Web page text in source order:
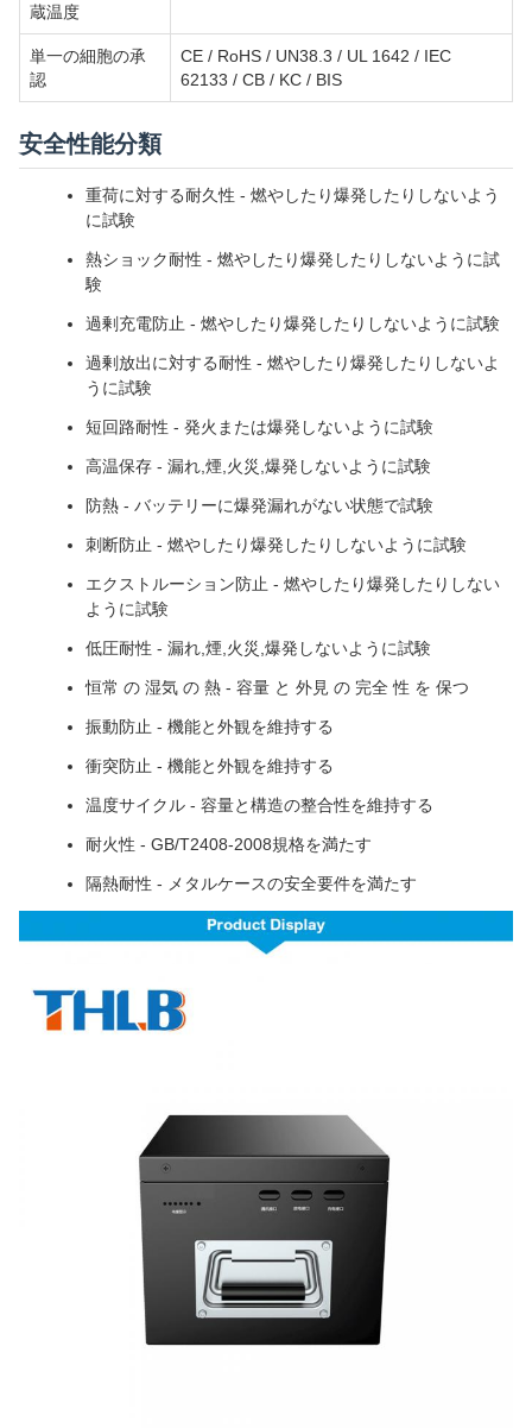
蔵温度
単一の細胞の承
認
CE / RoHS / UN38.3 / UL 1642 / IEC
62133 / CB / KC / BIS
安全性能分類
重荷に対する耐久性 - 燃やしたり爆発したりしないよう
に試験
熱ショック耐性 - 燃やしたり爆発したりしないように試
験
過剰充電防止 - 燃やしたり爆発したりしないように試験
過剰放出に対する耐性 - 燃やしたり爆発したりしないよ
うに試験
短回路耐性 - 発火または爆発しないように試験
高温保存 - 漏れ,煙,火災,爆発しないように試験
防熱 - バッテリーに爆発漏れがない状態で試験
刺断防止 - 燃やしたり爆発したりしないように試験
エクストルーション防止 - 燃やしたり爆発したりしない
ように試験
低圧耐性 - 漏れ,煙,火災,爆発しないように試験
恒常 の 湿気 の 熱 - 容量 と 外見 の 完全 性 を 保つ
振動防止 - 機能と外観を維持する
衝突防止 - 機能と外観を維持する
温度サイクル - 容量と構造の整合性を維持する
耐火性 - GB/T2408-2008規格を満たす
隔熱耐性 - メタルケースの安全要件を満たす